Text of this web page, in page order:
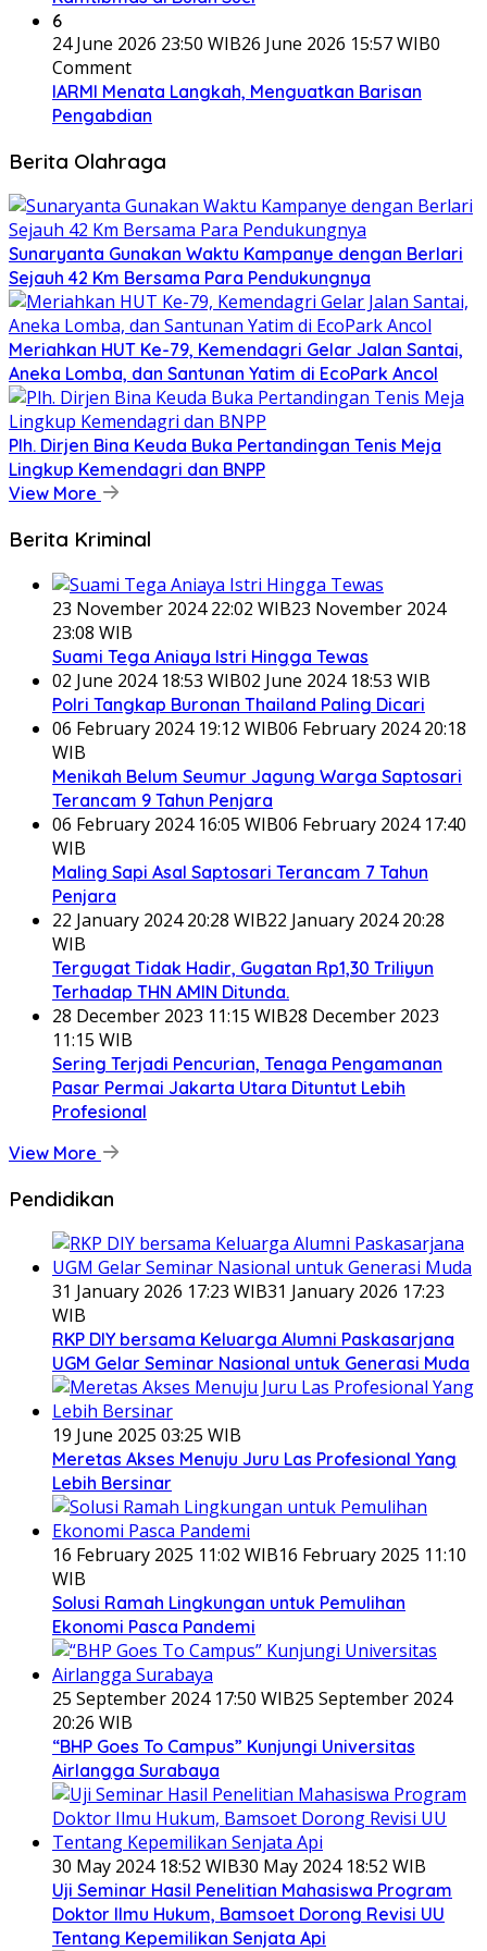
6
24 June 2026 23:50 WIB26 June 2026 15:57 WIB0
Comment
IARMI Menata Langkah, Menguatkan Barisan
Pengabdian
Berita Olahraga
Sunaryanta Gunakan Waktu Kampanye dengan Berlari
Sejauh 42 Km Bersama Para Pendukungnya
Meriahkan HUT Ke-79, Kemendagri Gelar Jalan Santai,
Aneka Lomba, dan Santunan Yatim di EcoPark Ancol
Plh. Dirjen Bina Keuda Buka Pertandingan Tenis Meja
Lingkup Kemendagri dan BNPP
View More
Berita Kriminal
23 November 2024 22:02 WIB23 November 2024
23:08 WIB
Suami Tega Aniaya Istri Hingga Tewas
02 June 2024 18:53 WIB02 June 2024 18:53 WIB
Polri Tangkap Buronan Thailand Paling Dicari
06 February 2024 19:12 WIB06 February 2024 20:18
WIB
Menikah Belum Seumur Jagung Warga Saptosari
Terancam 9 Tahun Penjara
06 February 2024 16:05 WIB06 February 2024 17:40
WIB
Maling Sapi Asal Saptosari Terancam 7 Tahun
Penjara
22 January 2024 20:28 WIB22 January 2024 20:28
WIB
Tergugat Tidak Hadir, Gugatan Rp1,30 Triliyun
Terhadap THN AMIN Ditunda.
28 December 2023 11:15 WIB28 December 2023
11:15 WIB
Sering Terjadi Pencurian, Tenaga Pengamanan
Pasar Permai Jakarta Utara Dituntut Lebih
Profesional
View More
Pendidikan
31 January 2026 17:23 WIB31 January 2026 17:23
WIB
RKP DIY bersama Keluarga Alumni Paskasarjana
UGM Gelar Seminar Nasional untuk Generasi Muda
19 June 2025 03:25 WIB
Meretas Akses Menuju Juru Las Profesional Yang
Lebih Bersinar
16 February 2025 11:02 WIB16 February 2025 11:10
WIB
Solusi Ramah Lingkungan untuk Pemulihan
Ekonomi Pasca Pandemi
25 September 2024 17:50 WIB25 September 2024
20:26 WIB
“BHP Goes To Campus” Kunjungi Universitas
Airlangga Surabaya
30 May 2024 18:52 WIB30 May 2024 18:52 WIB
Uji Seminar Hasil Penelitian Mahasiswa Program
Doktor Ilmu Hukum, Bamsoet Dorong Revisi UU
Tentang Kepemilikan Senjata Api